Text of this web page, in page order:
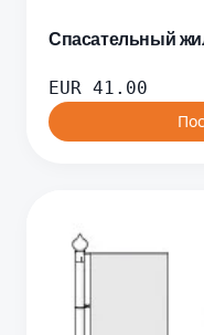
Спасательный
EUR 41.00